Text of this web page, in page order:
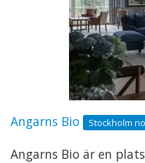
Angarns Bio Stockholm
Angarns Bio är en